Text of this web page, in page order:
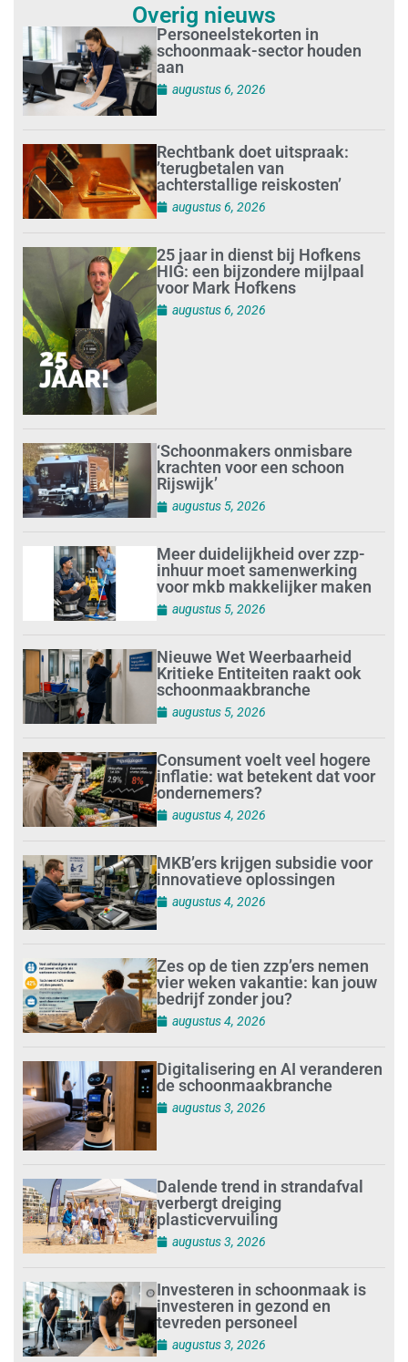
Overig nieuws
Personeelstekorten in
schoonmaak-sector houden
aan
augustus 6, 2026
Rechtbank doet uitspraak:
’terugbetalen van
achterstallige reiskosten’
augustus 6, 2026
25 jaar in dienst bij Hofkens
HIG: een bijzondere mijlpaal
voor Mark Hofkens
augustus 6, 2026
‘Schoonmakers onmisbare
krachten voor een schoon
Rijswijk’
augustus 5, 2026
Meer duidelijkheid over zzp-
inhuur moet samenwerking
voor mkb makkelijker maken
augustus 5, 2026
Nieuwe Wet Weerbaarheid
Kritieke Entiteiten raakt ook
schoonmaakbranche
augustus 5, 2026
Consument voelt veel hogere
inflatie: wat betekent dat voor
ondernemers?
augustus 4, 2026
MKB’ers krijgen subsidie voor
innovatieve oplossingen
augustus 4, 2026
Zes op de tien zzp’ers nemen
vier weken vakantie: kan jouw
bedrijf zonder jou?
augustus 4, 2026
Digitalisering en AI veranderen
de schoonmaakbranche
augustus 3, 2026
Dalende trend in strandafval
verbergt dreiging
plasticvervuiling
augustus 3, 2026
Investeren in schoonmaak is
investeren in gezond en
tevreden personeel
augustus 3, 2026